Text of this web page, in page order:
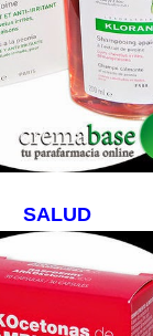
SALUD